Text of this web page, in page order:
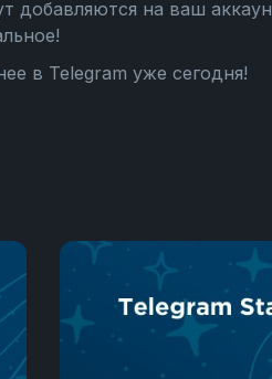
добавляются на ваш
в Telegram уже сегодня!